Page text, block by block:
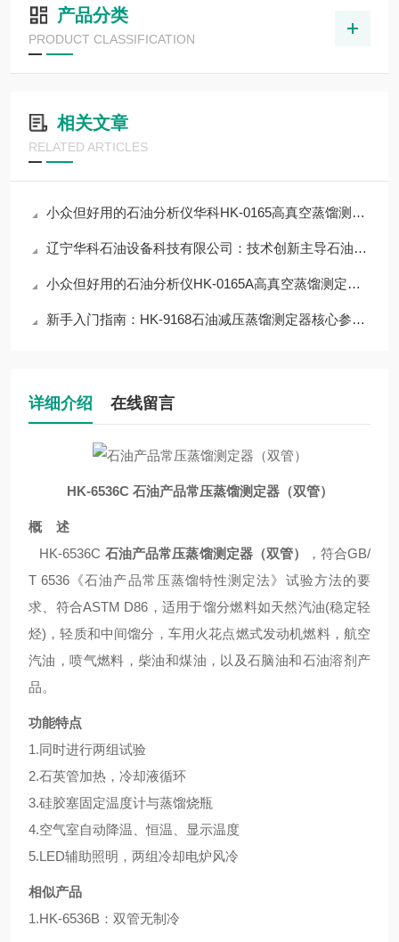
产品分类
PRODUCT CLASSIFICATION
相关文章
RELATED ARTICLES
小众但好用的石油分析仪华科HK-0165高真空蒸馏测定器，解决行业检测难点
辽宁华科石油设备科技有限公司：技术创新主导石油设备行业新高度
小众但好用的石油分析仪HK-0165A高真空蒸馏测定器，解决石油行业检测难点
新手入门指南：HK-9168石油减压蒸馏测定器核心参数解读，快速上手不踩雷
详细介绍 在线留言
HK-6536C 石油产品常压蒸馏测定器（双管）
概 述
HK-6536C 石油产品常压蒸馏测定器（双管）
，符合GB/
T 6536《石油产品常压蒸馏特性测定法》试验方法的要
求、符合ASTM D86，适用于馏分燃料如天然汽油(稳定轻
烃)，轻质和中间馏分，车用火花点燃式发动机燃料，航空
汽油，喷气燃料，柴油和煤油，以及石脑油和石油溶剂产
品。
功能特点
1.同时进行两组试验
2.石英管加热，冷却液循环
3.硅胶塞固定温度计与蒸馏烧瓶
4.空气室自动降温、恒温、显示温度
5.LED辅助照明，两组冷却电炉风冷
相似产品
1.HK-6536B：双管无制冷